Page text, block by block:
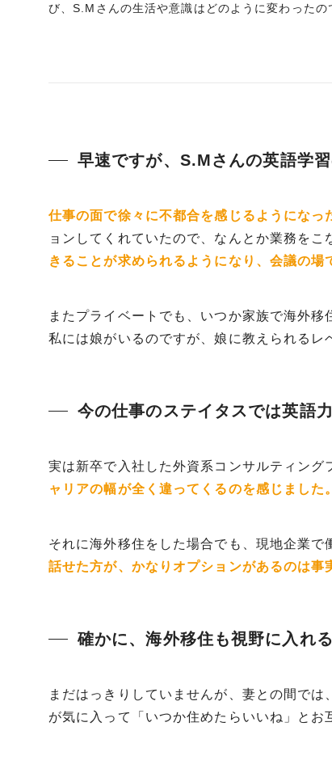
び、S.Mさんの生活や意識はどのように変わったの
早速ですが、S.Mさんの英語学
仕事の面で徐々に不都合を感じるようになっ
ョンしてくれていたので、なんとか業務をこ
きることが求められるようになり、会議の
またプライベートでも、いつか家族で海外
私には娘がいるのですが、娘に教えられるレ
今の仕事のステイタスでは英語
実は新卒で入社した外資系コンサルティン
ャリアの幅が全く違ってくるのを感じました。
それに海外移住をした場合でも、現地企業
話せた方が、かなりオプションがあるのは事
確かに、海外移住も視野に入れ
まだはっきりしていませんが、妻との間で
が気に入って「いつか住めたらいいね」と